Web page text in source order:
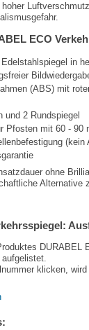
ECO
in
(ABS) mit
und 2 Rundspiegel
Pfosten mit 60 - 90
(kein
ohne
Alternative
DURABEL
aufgelistet.
klicken,